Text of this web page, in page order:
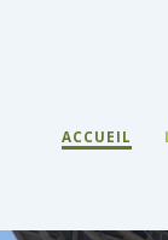
ACCUEIL